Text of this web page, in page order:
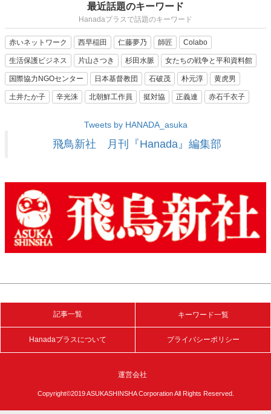
最近話題のキーワード
Hanadaプラスで話題のキーワード
赤いネットワーク 西早稲田 仁藤夢乃 師匠 Colabo
生活保護ビジネス 片山さつき 杉田水脈 女たちの戦争と平和資料館
国際協力NGOセンター 日本基督教団 石破茂 朴元淳 黄虎男
土井たか子 辛光洙 北朝鮮工作員 挺対協 正義連 赤石千衣子
Tweets by HANADA_asuka
飛鳥新社 月刊『Hanada』編集部
記事一覧 キーワード一覧
Hanadaプラスについて プライバシーポリシー
運営会社
Copyright©2019 ASUKASHINSHA Corporation All Rights Reserved.